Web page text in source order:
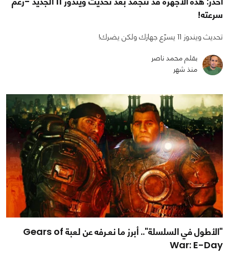
سرعته!
تحديث ويندوز 11 يسرّع جهازك ولكن يضرك!
بقلم محمد ناصر
منذ شهر
"الأطول في السلسلة".. أبرز ما نعـرفه عن لعبة Gears of
War: E-Day